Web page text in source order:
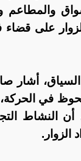
والمطاعم
على قضاء
في الحركة،
أن النشاط
الزوار.